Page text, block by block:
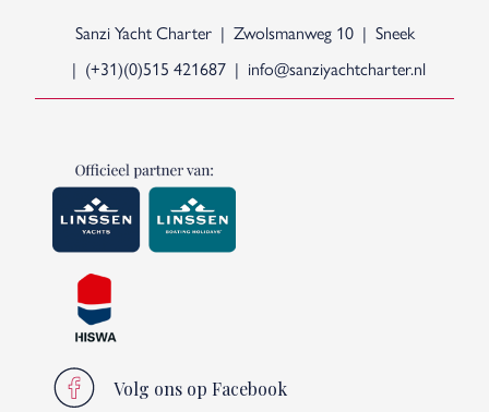
Sanzi Yacht Charter Zwolsmanweg 10
Sneek
(+31)(0)515 421687
info@sanziyachtcharter.nl
Volg ons op Facebook